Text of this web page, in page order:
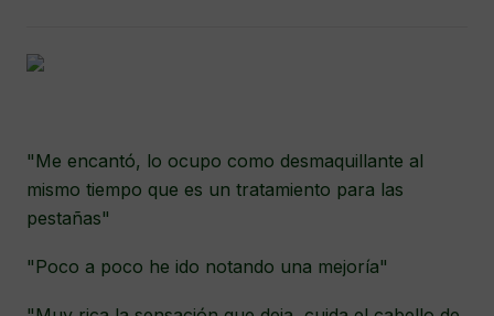
"Me encantó, lo ocupo como desmaquillante al
mismo tiempo que es un tratamiento para las
pestañas"
"Poco a poco he ido notando una mejoría"